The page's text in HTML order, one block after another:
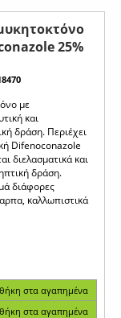
25%
με
και
δράση. Περιέχει
Difenoconazole
διελασματικά και
δράση.
διάφορες
καλλωπιστικά